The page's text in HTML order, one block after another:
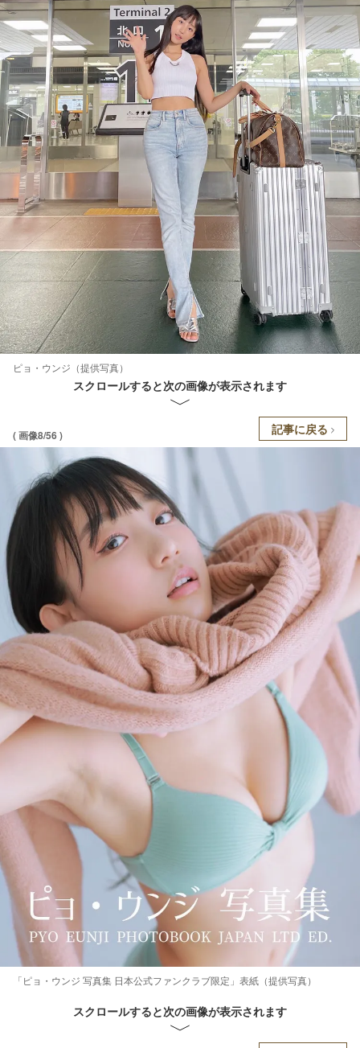
ピョ・ウンジ（提供写真）
スクロールすると次の画像が表示されます
( 画像8/56 ) 記事に戻る
「ピョ・ウンジ 写真集 日本公式ファンクラブ限定」表紙（提供写真）
スクロールすると次の画像が表示されます